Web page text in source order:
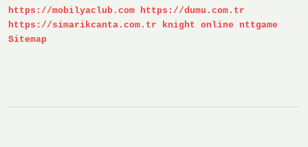
https://mobilyaclub.com https://dumu.com.tr
https://simarikcanta.com.tr
knight online
nttgame
Sitemap